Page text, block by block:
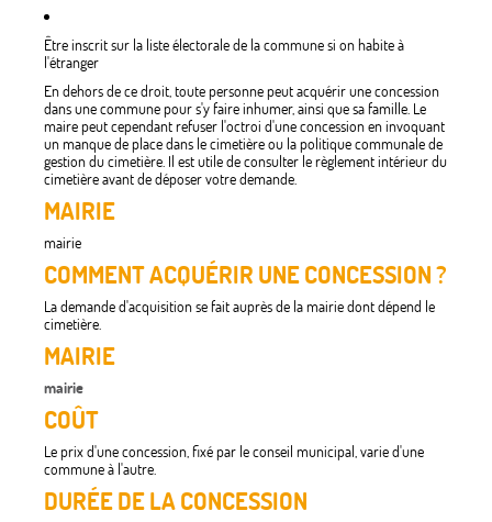
Être inscrit sur la liste électorale de la commune si on habite à
l'étranger
En dehors de ce droit, toute personne peut acquérir une concession
dans une commune pour s'y faire inhumer, ainsi que sa famille. Le
maire peut cependant refuser l'octroi d'une concession en invoquant
un manque de place dans le cimetière ou la politique communale de
gestion du cimetière. Il est utile de consulter le règlement intérieur du
cimetière avant de déposer votre demande.
MAIRIE
mairie
COMMENT ACQUÉRIR UNE CONCESSION ?
La demande d'acquisition se fait auprès de la mairie dont dépend le
cimetière.
MAIRIE
mairie
COÛT
Le prix d'une concession, fixé par le conseil municipal, varie d'une
commune à l'autre.
DURÉE DE LA CONCESSION